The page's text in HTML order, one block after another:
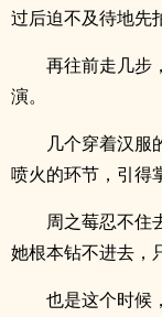
过后迫不及待地先
再往前走几步
演。
几个穿着汉服
喷火的环节，引得
周之莓忍不住
她根本钻不进去，
也是这个时候